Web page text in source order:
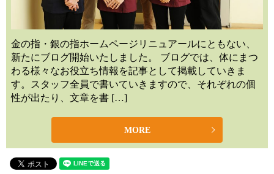
金の指・銀の指ホームページリニュアールにともない、
新たにブログ開始いたしました。 ブログでは、体にまつ
わる様々なお役立ち情報を記事として掲載していきま
す。スタッフ全員で書いていきますので、それぞれの個
性が出たり、文章を書 […]
MORE